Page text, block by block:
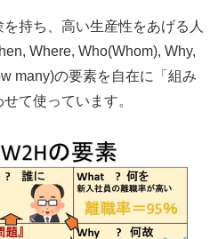
持ち、高い生産性をあげる人
Where, Who(Whom), Why,
many)の要素を自在に「組み
て使っています。